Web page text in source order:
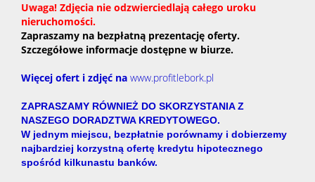
Uwaga! Zdjęcia nie odzwierciedlają całego uroku
nieruchomości.
Zapraszamy na bezpłatną prezentację oferty.
Szczegółowe informacje dostępne w biurze.
Więcej ofert i zdjęć na www.profitlebork.pl
ZAPRASZAMY RÓWNIEŻ DO SKORZYSTANIA Z
NASZEGO DORADZTWA KREDYTOWEGO.
W jednym miejscu, bezpłatnie porównamy i dobierzemy
najbardziej korzystną ofertę kredytu hipotecznego
spośród kilkunastu banków.